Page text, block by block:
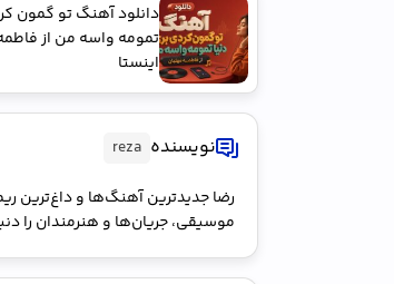
دانلود آهنگ تو گمون
تمومه واسه من از
اینستا
نویسنده reza
رضا جدیدترین آهنگ‌ها و داغ‌ترین
موسیقی، جریان‌ها و هنرمندان را